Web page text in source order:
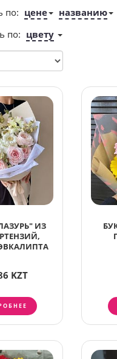
по: цене
названию
по: цвету
ИЗ
KZT